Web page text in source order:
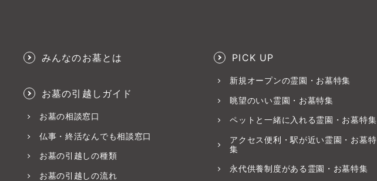
みんなのお墓とは
お墓の引越しガイド
お墓の相談窓口
仏事・終活なんでも相談窓口
お墓の引越しの種類
お墓の引越しの流れ
PICK UP
新規オープンの霊園・お墓特集
眺望のいい霊園・お墓特集
ペットと一緒に入れる霊園・お墓特集
アクセス便利・駅が近い霊園・お墓特
集
永代供養制度がある霊園・お墓特集